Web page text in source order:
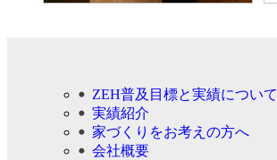
ZEH普及目標と実績について
実績紹介
家づくりをお考えの方へ
会社概要